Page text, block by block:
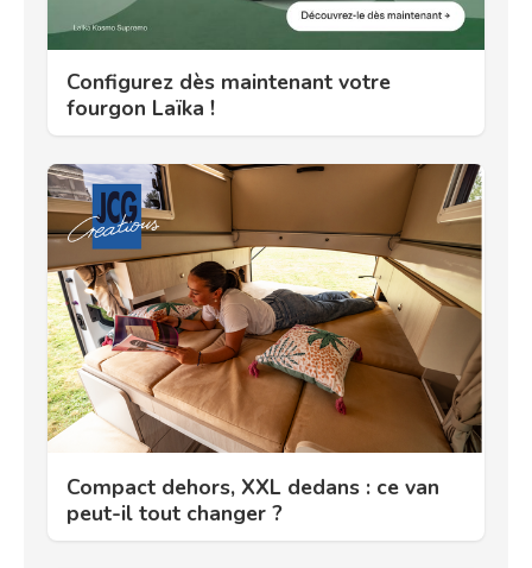
Configurez dès maintenant votre
fourgon Laïka !
Compact dehors, XXL dedans : ce van
peut-il tout changer ?